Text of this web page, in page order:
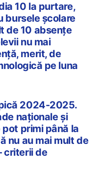
10 la purtare,
bursele școlare
de 10 absențe
nu mai
merit, de
pe luna
2024-2025.
naționale și
primi până la
nu au mai mult de
criterii de